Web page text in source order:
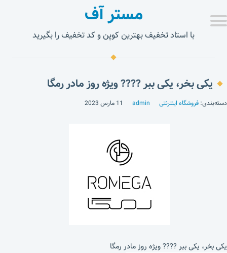
مستر آف
با استاد تخفیف بهترین کوپن و کد تخفیف را بگیرید
یکی بخر، یکی ببر ???? ویژه روز مادر رمگا
دسته‌بندی: فروشگاه اینترنتی admin 11 مارس 2023
یکی بخر، یکی ببر ???? ویژه روز مادر رمگا